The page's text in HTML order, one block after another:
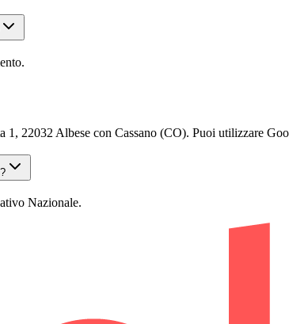
1, 22032 Albese con Cassano (CO). Puoi utilizzare
Nazionale.